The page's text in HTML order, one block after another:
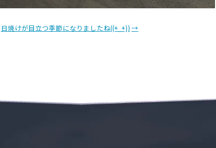
日焼けが目立つ季節になりましたね((+_+)) →